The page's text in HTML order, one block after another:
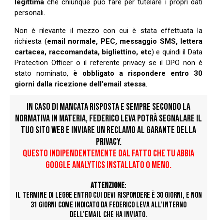
legittima che chiunque può fare per tutelare i propri dati
personali.
Non è rilevante il mezzo con cui è stata effettuata la
richiesta (email normale, PEC, messaggio SMS, lettera
cartacea, raccomandata, bigliettino, etc) e quindi il Data
Protection Officer o il referente privacy se il DPO non è
stato nominato, è obbligato a rispondere entro 30
giorni dalla ricezione dell’email stessa.
IN CASO DI MANCATA RISPOSTA E SEMPRE SECONDO LA
NORMATIVA IN MATERIA, FEDERICO LEVA POTRÀ SEGNALARE IL
TUO SITO WEB E INVIARE UN RECLAMO AL GARANTE DELLA
PRIVACY.
QUESTO INDIPENDENTEMENTE DAL FATTO CHE TU ABBIA
GOOGLE ANALYTICS INSTALLATO O MENO.
ATTENZIONE:
IL TERMINE DI LEGGE ENTRO CUI DEVI RISPONDERE È 30 GIORNI, E NON
31 GIORNI COME INDICATO DA FEDERICO LEVA ALL’INTERNO
DELL’EMAIL CHE HA INVIATO.